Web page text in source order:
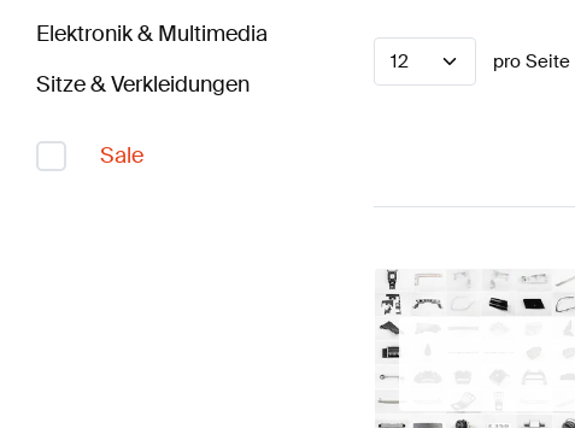
Elektronik & Multimedia
Sitze & Verkleidungen
Sale
12 pro Seite